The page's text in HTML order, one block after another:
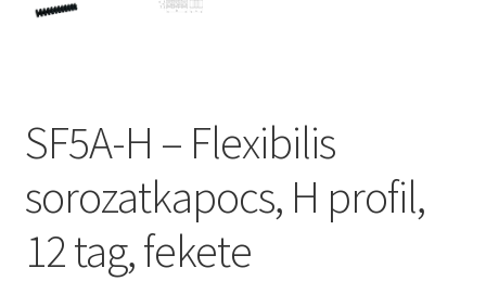
SF5A-H – Flexibilis
sorozatkapocs, H profil,
12 tag, fekete